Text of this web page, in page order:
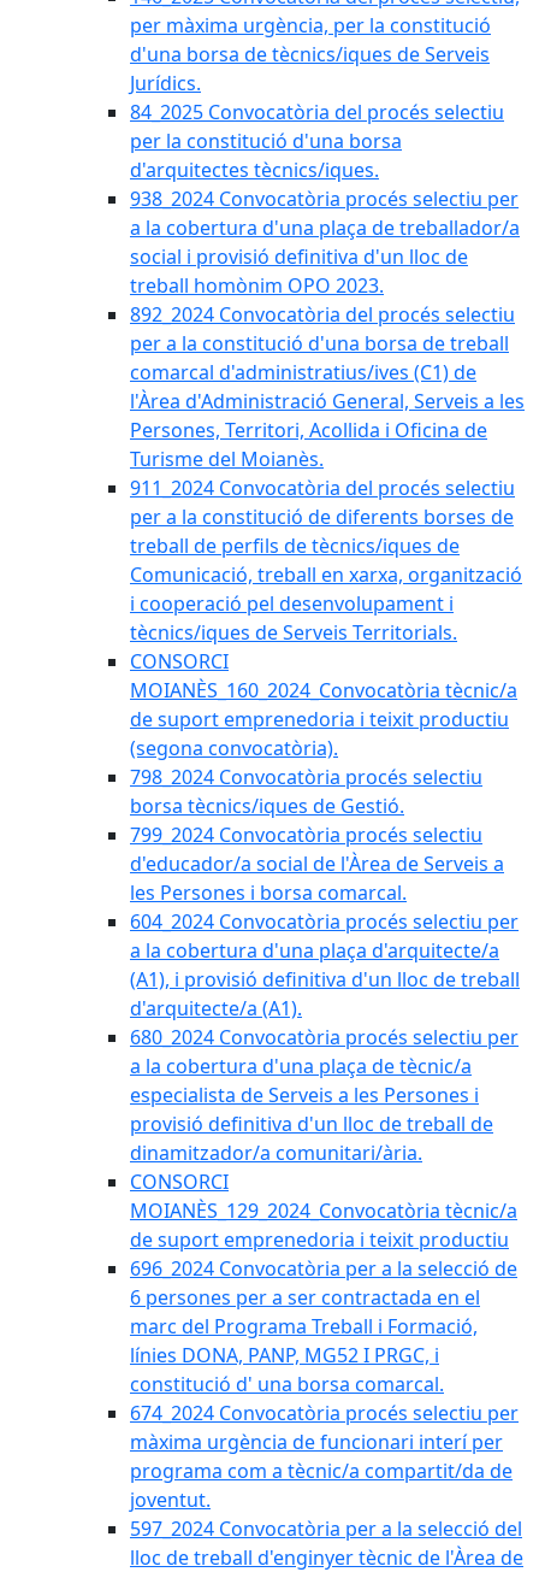
per màxima urgència, per la constitució
d'una borsa de tècnics/iques de Serveis
Jurídics.
84_2025 Convocatòria del procés selectiu
per la constitució d'una borsa
d'arquitectes tècnics/iques.
938_2024 Convocatòria procés selectiu per
a la cobertura d'una plaça de treballador/a
social i provisió definitiva d'un lloc de
treball homònim OPO 2023.
892_2024 Convocatòria del procés selectiu
per a la constitució d'una borsa de treball
comarcal d'administratius/ives (C1) de
l'Àrea d'Administració General, Serveis a les
Persones, Territori, Acollida i Oficina de
Turisme del Moianès.
911_2024 Convocatòria del procés selectiu
per a la constitució de diferents borses de
treball de perfils de tècnics/iques de
Comunicació, treball en xarxa, organització
i cooperació pel desenvolupament i
tècnics/iques de Serveis Territorials.
CONSORCI
MOIANÈS_160_2024_Convocatòria tècnic/a
de suport emprenedoria i teixit productiu
(segona convocatòria).
798_2024 Convocatòria procés selectiu
borsa tècnics/iques de Gestió.
799_2024 Convocatòria procés selectiu
d'educador/a social de l'Àrea de Serveis a
les Persones i borsa comarcal.
604_2024 Convocatòria procés selectiu per
a la cobertura d'una plaça d'arquitecte/a
(A1), i provisió definitiva d'un lloc de treball
d'arquitecte/a (A1).
680_2024 Convocatòria procés selectiu per
a la cobertura d'una plaça de tècnic/a
especialista de Serveis a les Persones i
provisió definitiva d'un lloc de treball de
dinamitzador/a comunitari/ària.
CONSORCI
MOIANÈS_129_2024_Convocatòria tècnic/a
de suport emprenedoria i teixit productiu
696_2024 Convocatòria per a la selecció de
6 persones per a ser contractada en el
marc del Programa Treball i Formació,
línies DONA, PANP, MG52 I PRGC, i
constitució d' una borsa comarcal.
674_2024 Convocatòria procés selectiu per
màxima urgència de funcionari interí per
programa com a tècnic/a compartit/da de
joventut.
597_2024 Convocatòria per a la selecció del
lloc de treball d'enginyer tècnic de l'Àrea de